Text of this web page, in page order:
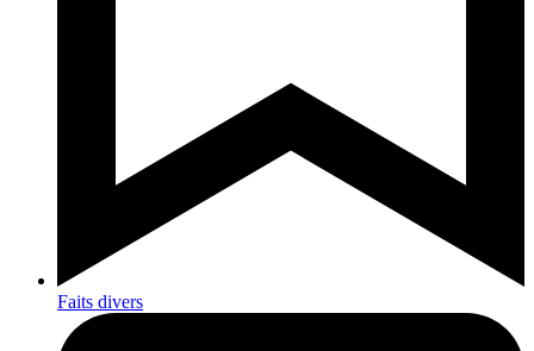
Faits divers